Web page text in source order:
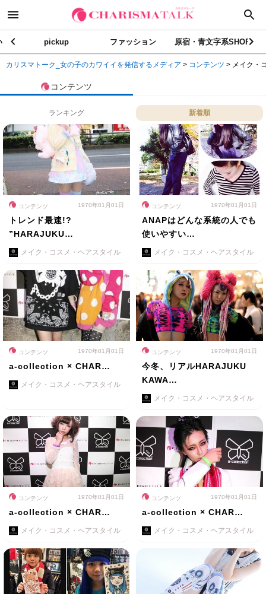
pickup ファッション 原宿・青文字系SHOP
カリスマトーク_女の子のカワイイを発信するメディア > コンテンツ > メイク・
コンテンツ
ランキング 新着順
コンテンツ 1970年01月01日
トレンド最速!?
”HARAJUKU…
メイク・コスメ・ヘアスタイル
コンテンツ 1970年01月01日
ANAPはどんな系統の人でも
使いやすい…
メイク・コスメ・ヘアスタイル
コンテンツ 1970年01月01日
a-collection × CHAR…
メイク・コスメ・ヘアスタイル
コンテンツ 1970年01月01日
今冬、リアルHARAJUKU
KAWA…
メイク・コスメ・ヘアスタイル
コンテンツ 1970年01月01日
a-collection × CHAR…
メイク・コスメ・ヘアスタイル
コンテンツ 1970年01月01日
a-collection × CHAR…
メイク・コスメ・ヘアスタイル